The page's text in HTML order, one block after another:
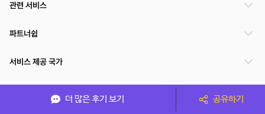
더 많은 후기 보기 공유하기
관련 서비스
파트너쉽
서비스 제공 국가
(주)NSPACE 사업자정보